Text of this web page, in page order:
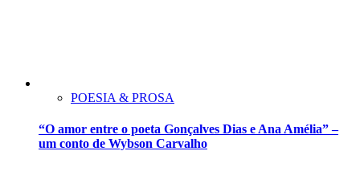
POESIA & PROSA
“O amor entre o poeta Gonçalves Dias e Ana Amélia” –
um conto de Wybson Carvalho